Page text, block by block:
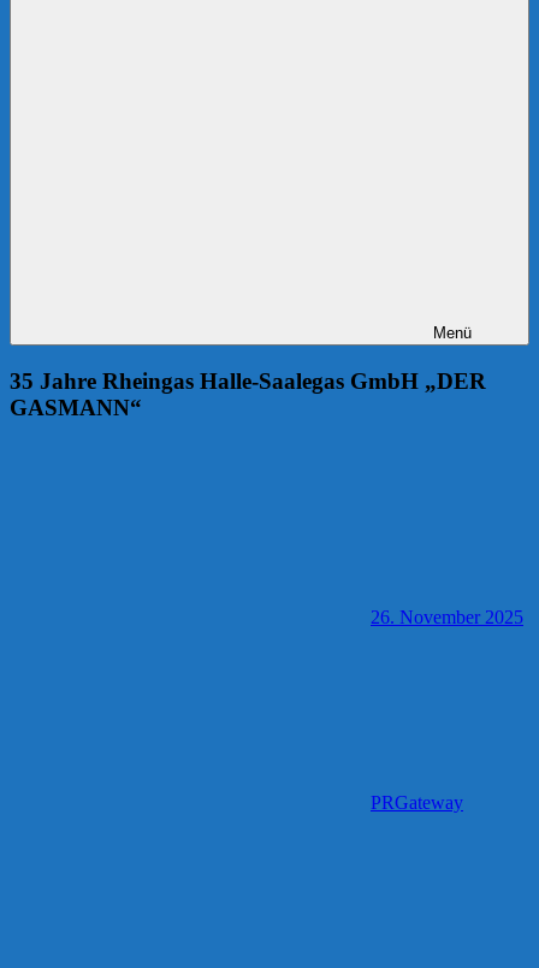
Menü
35 Jahre Rheingas Halle-Saalegas GmbH „DER
GASMANN“
26. November 2025
PRGateway